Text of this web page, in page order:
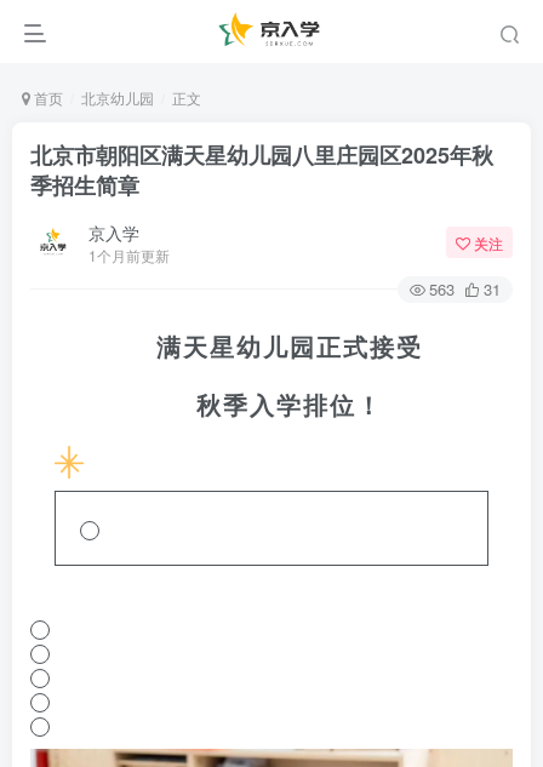
首页 北京幼儿园 正文
北京市朝阳区满天星幼儿园八里庄园区2025年秋
季招生简章
京入学
1个月前更新
关注
563 31
满天星幼儿园正式接受
秋季入学排位！